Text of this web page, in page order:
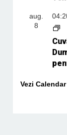
aug.
8
Vezi Calendar